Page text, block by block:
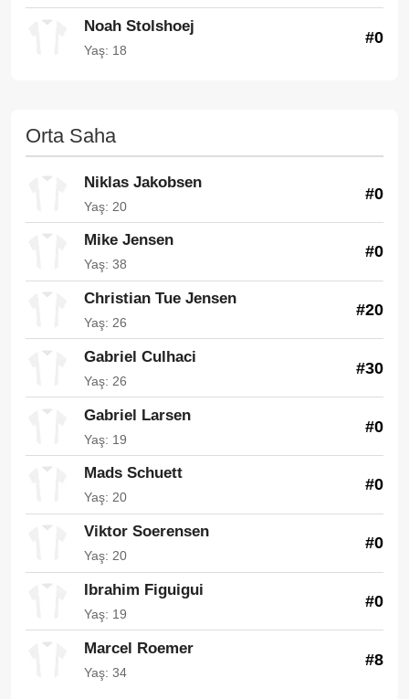
Noah Stolshoej
Yaş: 18
#0
Orta Saha
Niklas Jakobsen
Yaş: 20
#0
Mike Jensen
Yaş: 38
#0
Christian Tue Jensen
Yaş: 26
#20
Gabriel Culhaci
Yaş: 26
#30
Gabriel Larsen
Yaş: 19
#0
Mads Schuett
Yaş: 20
#0
Viktor Soerensen
Yaş: 20
#0
Ibrahim Figuigui
Yaş: 19
#0
Marcel Roemer
Yaş: 34
#8